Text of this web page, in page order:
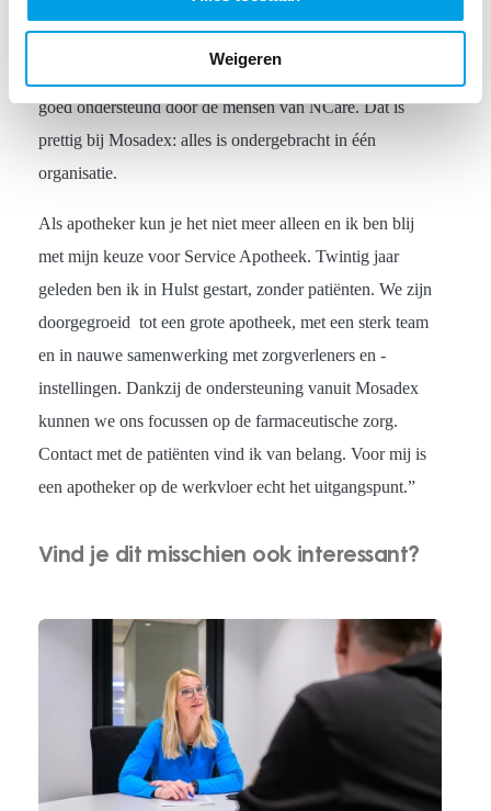
Weigeren
systeem is geïmplementeerd. We zijn bij de invoering
goed ondersteund door de mensen van NCare. Dat is
prettig bij Mosadex: alles is ondergebracht in één
organisatie.
Als apotheker kun je het niet meer alleen en ik ben blij
met mijn keuze voor Service Apotheek. Twintig jaar
geleden ben ik in Hulst gestart, zonder patiënten. We zijn
doorgegroeid tot een grote apotheek, met een sterk team
en in nauwe samenwerking met zorgverleners en -
instellingen. Dankzij de ondersteuning vanuit Mosadex
kunnen we ons focussen op de farmaceutische zorg.
Contact met de patiënten vind ik van belang. Voor mij is
een apotheker op de werkvloer echt het uitgangspunt.”
Vind je dit misschien ook interessant?